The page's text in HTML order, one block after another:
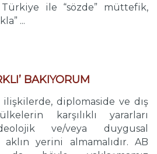
ile “sözde” müttefik,
...
BAKIYORUM
ilişkilerde, diplomaside ve dış
karşılıklı yararları
ve/veya duygusal
aklın yerini almamalıdır. AB